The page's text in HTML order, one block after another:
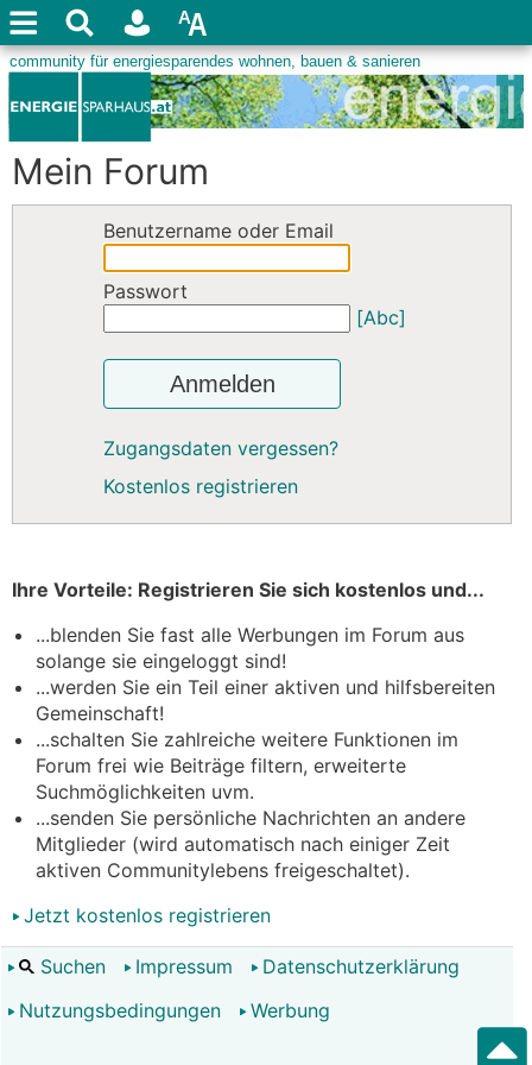
Mein Forum
Benutzername oder Email
Passwort
[Abc]
Anmelden
Zugangsdaten vergessen?
Kostenlos registrieren
Ihre Vorteile: Registrieren Sie sich kostenlos und...
...blenden Sie fast alle Werbungen im Forum aus
solange sie eingeloggt sind!
...werden Sie ein Teil einer aktiven und hilfsbereiten
Gemeinschaft!
...schalten Sie zahlreiche weitere Funktionen im
Forum frei wie Beiträge filtern, erweiterte
Suchmöglichkeiten uvm.
...senden Sie persönliche Nachrichten an andere
Mitglieder (wird automatisch nach einiger Zeit
aktiven Communitylebens freigeschaltet).
Jetzt kostenlos registrieren
Suchen Impressum
Datenschutzerklärung
Nutzungsbedingungen
Werbung